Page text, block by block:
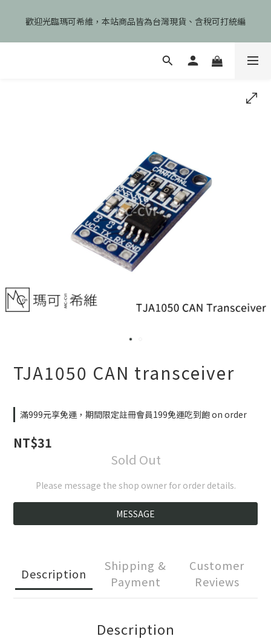
享99元免運卷！
歡迎光臨瑪可希維，本站商品皆為台灣現貨、含稅可打統編
🎉慶開幕🎉期間限定註冊會員即享199元免運、會員首次下單加碼
TJA1050 CAN transceiver
滿999元享免運，期間限定註冊會員199免運吃到飽 on order
NT$31
Sold Out
Please message the shop owner for order details.
MESSAGE
Description
Shipping &
Payment
Customer
Reviews
Description